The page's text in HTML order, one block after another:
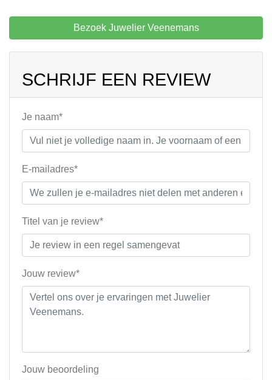
Bezoek Juwelier Veenemans
SCHRIJF EEN REVIEW
Je naam*
E-mailadres*
Titel van je review*
Jouw review*
Jouw beoordeling